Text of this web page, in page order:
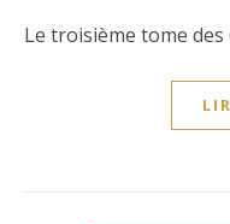
Le troisième tome